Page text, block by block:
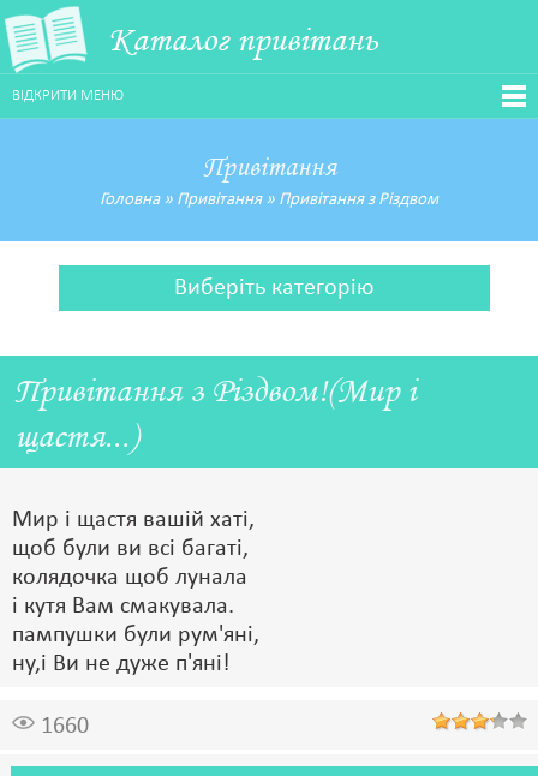
Каталог привітань
ВІДКРИТИ МЕНЮ
Привітання
Головна» Привітання» Привітання з Різдвом
Виберіть категорію
Привітання з Різдвом!(Мир і
щастя...)
Мир і щастя вашій хаті,
щоб були ви всі багаті,
колядочка щоб лунала
і кутя Вам смакувала.
пампушки були рум'яні,
ну,і Ви не дуже п'яні!
1660